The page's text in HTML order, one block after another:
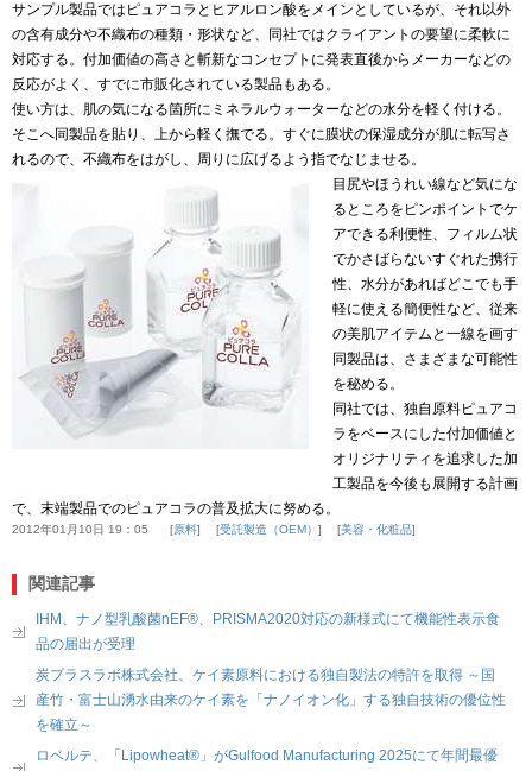
サンプル製品ではピュアコラとヒアルロン酸をメインとしているが、それ以外
の含有成分や不織布の種類・形状など、同社ではクライアントの要望に柔軟に
対応する。付加価値の高さと斬新なコンセプトに発表直後からメーカーなどの
反応がよく、すでに市販化されている製品もある。
使い方は、肌の気になる箇所にミネラルウォーターなどの水分を軽く付ける。
そこへ同製品を貼り、上から軽く撫でる。すぐに膜状の保湿成分が肌に転写さ
れるので、不織布をはがし、周りに広げるよう指でなじませる。
目尻やほうれい線など気にな
るところをピンポイントでケ
アできる利便性、フィルム状
でかさばらないすぐれた携行
性、水分があればどこでも手
軽に使える簡便性など、従来
の美肌アイテムと一線を画す
同製品は、さまざまな可能性
を秘める。
同社では、独自原料ピュアコ
ラをベースにした付加価値と
オリジナリティを追求した加
工製品を今後も展開する計画
で、末端製品でのピュアコラの普及拡大に努める。
2012年01月10日 19：05 原料 受託製造（OEM） 美容・化粧品
関連記事
IHM、ナノ型乳酸菌nEF®、PRISMA2020対応の新様式にて機能性表示食
品の届出が受理
炭プラスラボ株式会社、ケイ素原料における独自製法の特許を取得 ～国
産竹・富士山湧水由来のケイ素を「ナノイオン化」する独自技術の優位性
を確立～
ロベルテ、「Lipowheat®」がGulfood Manufacturing 2025にて年間最優